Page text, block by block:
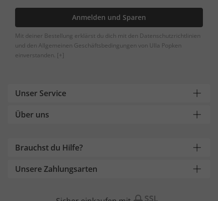
Anmelden und Sparen
Mit deiner Bestellung erklärst du dich mit den Datenschutzrichtlinien
und den Allgemeinen Geschäftsbedingungen von Ulla Popken
einverstanden. [+]
Unser Service
Über uns
Brauchst du Hilfe?
Unsere Zahlungsarten